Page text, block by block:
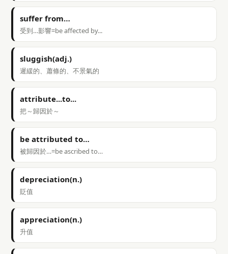
suffer from…
受到…影響=be affected by...
sluggish(adj.)
遲緩的、蕭條的、不景氣的
attribute...to...
把～歸因於～
be attributed to…
被歸因於…=be ascribed to…
depreciation(n.)
貶值
appreciation(n.)
升值